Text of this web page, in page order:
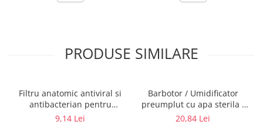
Perne ortopedice
Termometre
Umidificatoare
Monitorizare somn
PRODUSE SIMILARE
Filtru anatomic antiviral si
antibacterian pentru
spirometrie – int. Ø 27,5mm
9,14 Lei
Barbotor / Umidificator
preumplut cu apa sterila -
350 ml - Amsino
20,84 Lei